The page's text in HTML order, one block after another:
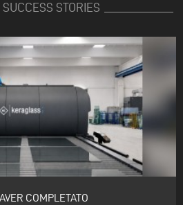
STORIES
COMPLETATO